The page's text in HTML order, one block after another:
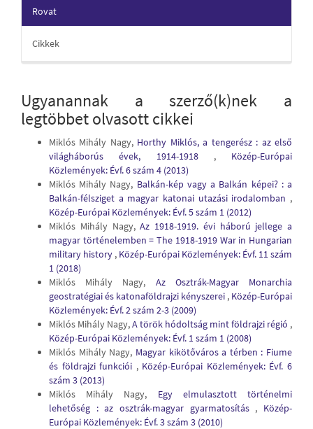
Rovat
Cikkek
Ugyanannak a szerző(k)nek a
legtöbbet olvasott cikkei
Miklós Mihály Nagy, Horthy Miklós, a tengerész : az első
világháborús évek, 1914-1918 , Közép-Európai
Közlemények: Évf. 6 szám 4 (2013)
Miklós Mihály Nagy, Balkán-kép vagy a Balkán képei? : a
Balkán-félsziget a magyar katonai utazási irodalomban ,
Közép-Európai Közlemények: Évf. 5 szám 1 (2012)
Miklós Mihály Nagy,Az 1918-1919. évi háború jellege a
magyar történelemben = The 1918-1919 War in Hungarian
military history , Közép-Európai Közlemények: Évf. 11 szám
1 (2018)
Miklós Mihály Nagy, Az Osztrák-Magyar Monarchia
geostratégiai és katonaföldrajzi kényszerei , Közép-Európai
Közlemények: Évf. 2 szám 2-3 (2009)
Miklós Mihály Nagy,A török hódoltság mint földrajzi régió ,
Közép-Európai Közlemények: Évf. 1 szám 1 (2008)
Miklós Mihály Nagy, Magyar kikötőváros a térben : Fiume
és földrajzi funkciói , Közép-Európai Közlemények: Évf. 6
szám 3 (2013)
Miklós Mihály Nagy, Egy elmulasztott történelmi
lehetőség : az osztrák-magyar gyarmatosítás , Közép-
Európai Közlemények: Évf. 3 szám 3 (2010)